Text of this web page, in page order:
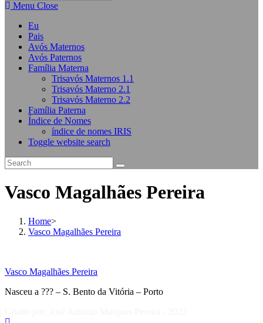
Menu Close
Eu
Pais
Avós Maternos
Avós Paternos
Família Materna
Trisavós Maternos 1.1
Trisavós Materno 2.1
Trisavós Materno 2.2
Família Paterna
Índice de Nomes
índice de nomes IRIS
Toggle website search
Vasco Magalhães Pereira
Home>
Vasco Magalhães Pereira
Vasco Magalhães Pereira
Nasceu a ??? – S. Bento da Vitória – Porto